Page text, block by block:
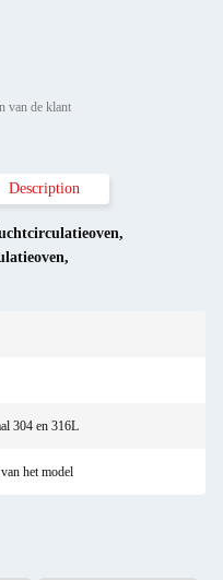
van de klant
Description
,
,
304 en 316L
het model